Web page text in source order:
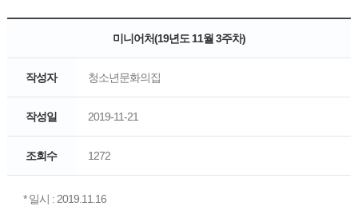
미니어처(19년도 11월 3주차)
작성자 청소년문화의집
작성일 2019-11-21
조회수 1272
* 일시 : 2019.11.16